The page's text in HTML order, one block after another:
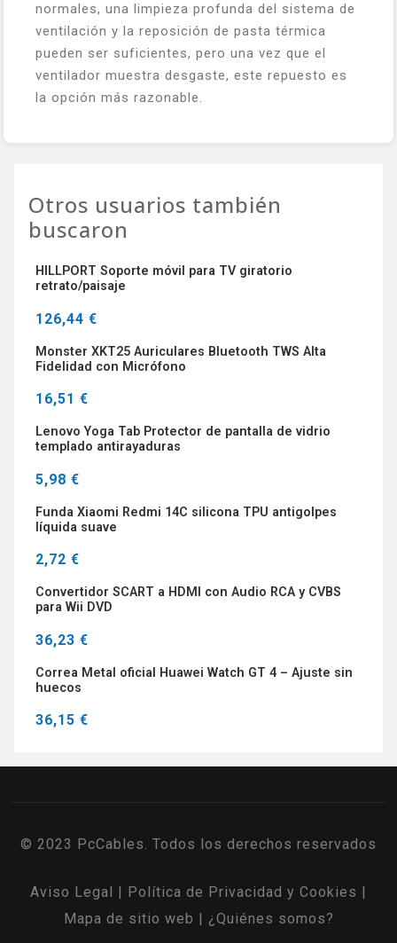
normales, una limpieza profunda del sistema de
ventilación y la reposición de pasta térmica
pueden ser suficientes, pero una vez que el
ventilador muestra desgaste, este repuesto es
la opción más razonable.
Otros usuarios también
buscaron
HILLPORT Soporte móvil para TV giratorio
retrato/paisaje
126,44 €
Monster XKT25 Auriculares Bluetooth TWS Alta
Fidelidad con Micrófono
16,51 €
Lenovo Yoga Tab Protector de pantalla de vidrio
templado antirayaduras
5,98 €
Funda Xiaomi Redmi 14C silicona TPU antigolpes
líquida suave
2,72 €
Convertidor SCART a HDMI con Audio RCA y CVBS
para Wii DVD
36,23 €
Correa Metal oficial Huawei Watch GT 4 – Ajuste sin
huecos
36,15 €
© 2023 PcCables. Todos los derechos reservados
Aviso Legal Política de Privacidad y Cookies
Mapa de sitio web
¿Quiénes somos?